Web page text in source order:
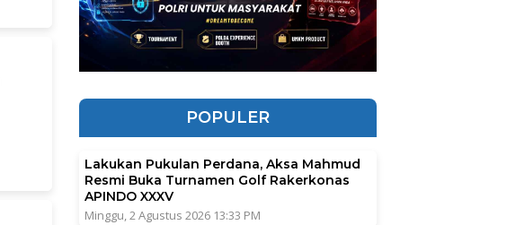
POPULER
Lakukan Pukulan Perdana, Aksa Mahmud
Resmi Buka Turnamen Golf Rakerkonas
APINDO XXXV
Minggu, 2 Agustus 2026 13:33 PM